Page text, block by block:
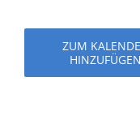
ZUM
HINZUFÜGEN